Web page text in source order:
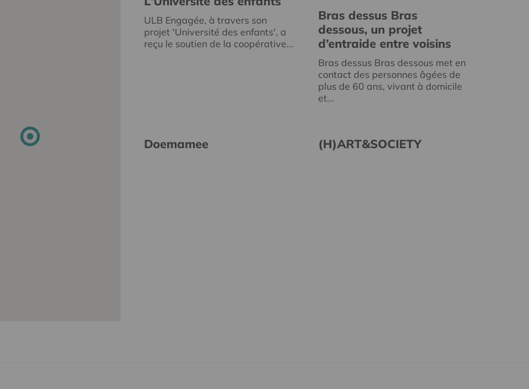
ULB Engagée, à travers son
projet 'Université des enfants', a
reçu le soutien de la coopérative...
Bras dessus Bras
dessous, un projet
d’entraide entre voisins
Bras dessus Bras dessous met en
contact des personnes âgées de
plus de 60 ans, vivant à domicile
et...
Doemamee (H)ART&SOCIETY